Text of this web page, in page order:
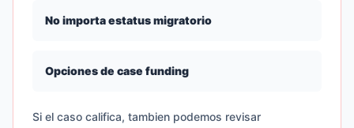
No importa estatus migratorio
Opciones de case funding
Si el caso califica, tambien podemos revisar